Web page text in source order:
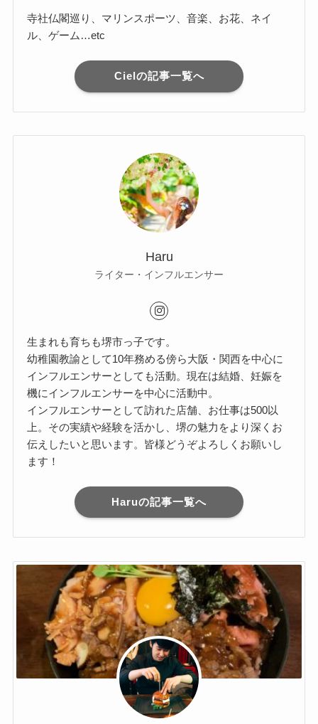
寺社仏閣巡り、マリンスポーツ、音楽、お花、ネイ
ル、ゲーム…etc
Cielの記事一覧へ
Haru
ライター・インフルエンサー
生まれも育ちも堺市っ子です。
幼稚園教諭として10年務める傍ら大阪・関西を中心に
インフルエンサーとしても活動。現在は結婚、妊娠を
機にインフルエンサーを中心に活動中。
インフルエンサーとして訪れた店舗、お仕事は500以
上。その実績や経験を活かし、堺の魅力をより深くお
伝えしたいと思います。皆様どうぞよろしくお願いし
ます！
Haruの記事一覧へ